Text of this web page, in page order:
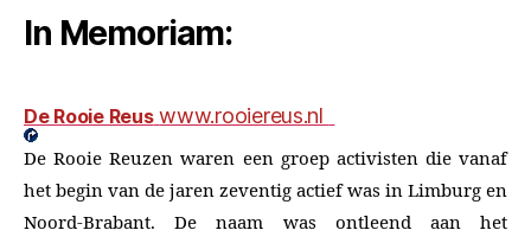
In Memoriam:
De Rooie Reus www.rooiereus.nl
De Rooie Reuzen waren een groep activisten die vanaf
het begin van de jaren zeventig actief was in Limburg en
Noord-Brabant. De naam was ontleend aan het